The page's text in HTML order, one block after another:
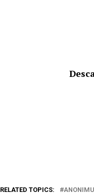
RELATED TOPICS: